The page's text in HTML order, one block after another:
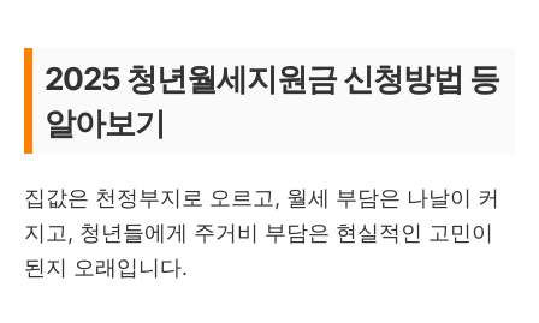
2025 청년월세지원금 신청방법 등
알아보기
집값은 천정부지로 오르고, 월세 부담은 나날이 커
지고, 청년들에게 주거비 부담은 현실적인 고민이
된지 오래입니다.